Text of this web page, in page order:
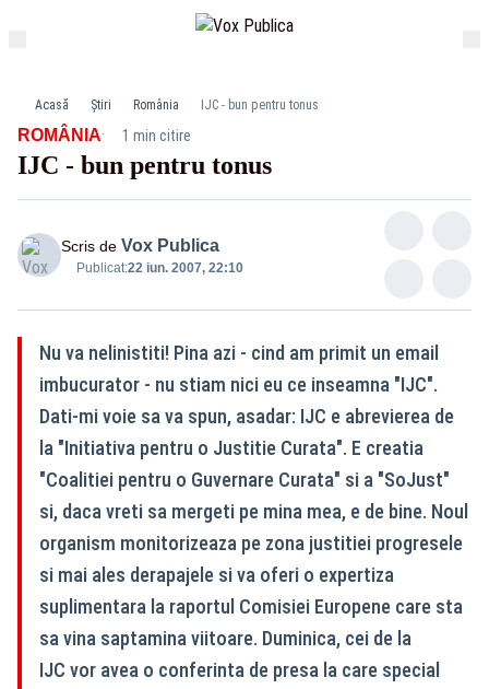
Acasă Știri România IJC - bun pentru tonus
ROMÂNIA· 1 min citire
IJC - bun pentru tonus
Scris de Vox Publica
Publicat:22 iun. 2007, 22:10
Nu va nelinistiti! Pina azi - cind am primit un email
imbucurator - nu stiam nici eu ce inseamna "IJC".
Dati-mi voie sa va spun, asadar: IJC e abrevierea de
la "Initiativa pentru o Justitie Curata". E creatia
"Coalitiei pentru o Guvernare Curata" si a "SoJust"
si, daca vreti sa mergeti pe mina mea, e de bine. Noul
organism monitorizeaza pe zona justitiei progresele
si mai ales derapajele si va oferi o expertiza
suplimentara la raportul Comisiei Europene care sta
sa vina saptamina viitoare. Duminica, cei de la
IJC vor avea o conferinta de presa la care special